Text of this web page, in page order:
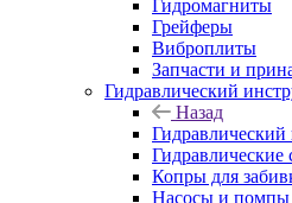
Гидромагниты
Грейферы
Виброплиты
Запчасти и
Гидравлический
Назад
Гидравлический
Гидравлические
Копры для
Насосы и помпы